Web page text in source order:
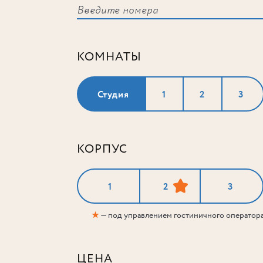
КОМНАТЫ
Студия 1 2 3
КОРПУС
1 2 3
★— под управлением гостиничного
ЦЕНА